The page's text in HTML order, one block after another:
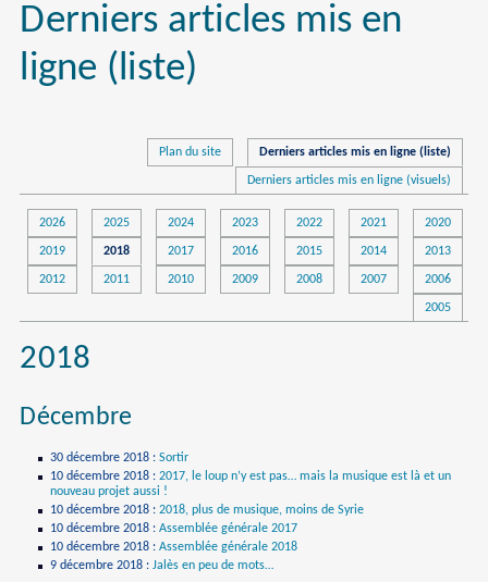
Derniers articles mis en
ligne (liste)
Plan du site Derniers articles mis en ligne (liste)
Derniers articles mis en ligne (visuels)
2026 2025 2024 2023 2022 2021 2020
2019 2018 2017 2016 2015 2014 2013
2012 2011 2010 2009 2008 2007 2006
2005
2018
Décembre
30 décembre 2018 :Sortir
10 décembre 2018 :2017, le loup n’y est pas… mais la musique est là et un
nouveau projet aussi !
10 décembre 2018 :2018, plus de musique, moins de Syrie
10 décembre 2018 :Assemblée générale 2017
10 décembre 2018 :Assemblée générale 2018
9 décembre 2018 :Jalès en peu de mots…